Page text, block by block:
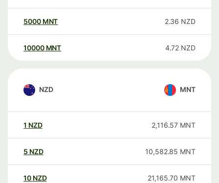
5000 MNT 2.36 NZD
10000 MNT 4.72 NZD
NZD MNT
1 NZD 2,116.57 MNT
5 NZD 10,582.85 MNT
10 NZD 21,165.70 MNT